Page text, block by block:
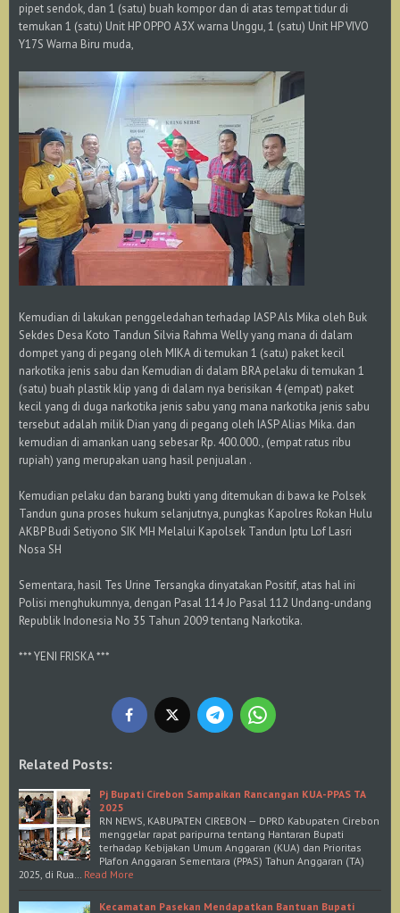
pipet sendok, dan 1 (satu) buah kompor dan di atas tempat tidur di
temukan 1 (satu) Unit HP OPPO A3X warna Unggu, 1 (satu) Unit HP VIVO
Y17S Warna Biru muda,
Kemudian di lakukan penggeledahan terhadap IASP Als Mika oleh Buk
Sekdes Desa Koto Tandun Silvia Rahma Welly yang mana di dalam
dompet yang di pegang oleh MIKA di temukan 1 (satu) paket kecil
narkotika jenis sabu dan Kemudian di dalam BRA pelaku di temukan 1
(satu) buah plastik klip yang di dalam nya berisikan 4 (empat) paket
kecil yang di duga narkotika jenis sabu yang mana narkotika jenis sabu
tersebut adalah milik Dian yang di pegang oleh IASP Alias Mika. dan
kemudian di amankan uang sebesar Rp. 400.000., (empat ratus ribu
rupiah) yang merupakan uang hasil penjualan .
Kemudian pelaku dan barang bukti yang ditemukan di bawa ke Polsek
Tandun guna proses hukum selanjutnya, pungkas Kapolres Rokan Hulu
AKBP Budi Setiyono SIK MH Melalui Kapolsek Tandun Iptu Lof Lasri
Nosa SH
Sementara, hasil Tes Urine Tersangka dinyatakan Positif, atas hal ini
Polisi menghukumnya, dengan Pasal 114 Jo Pasal 112 Undang-undang
Republik Indonesia No 35 Tahun 2009 tentang Narkotika.
*** YENI FRISKA ***
Related Posts:
Pj Bupati Cirebon Sampaikan Rancangan KUA-PPAS TA
2025
RN NEWS, KABUPATEN CIREBON — DPRD Kabupaten Cirebon
menggelar rapat paripurna tentang Hantaran Bupati
terhadap Kebijakan Umum Anggaran (KUA) dan Prioritas
Plafon Anggaran Sementara (PPAS) Tahun Anggaran (TA)
2025, di Rua… Read More
Kecamatan Pasekan Mendapatkan Bantuan Bupati